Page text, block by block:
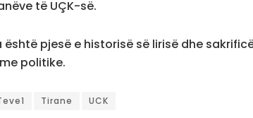
të UÇK-së.
është pjesë e historisë së lirisë dhe
politike.
Tirane UCK